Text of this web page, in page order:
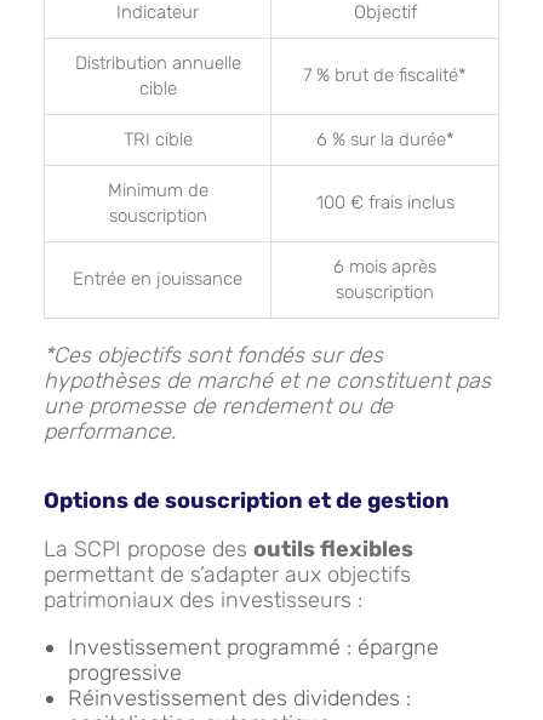
Indicateur Objectif
Distribution annuelle
cible
7 % brut de fiscalité*
TRI cible 6 % sur la durée*
Minimum de
souscription
100 € frais inclus
Entrée en jouissance
6 mois après
souscription
*Ces objectifs sont fondés sur des
hypothèses de marché et ne constituent pas
une promesse de rendement ou de
performance.
Options de souscription et de gestion
La SCPI propose des outils flexibles
permettant de s’adapter aux objectifs
patrimoniaux des investisseurs :
Investissement programmé : épargne
progressive
Réinvestissement des dividendes :